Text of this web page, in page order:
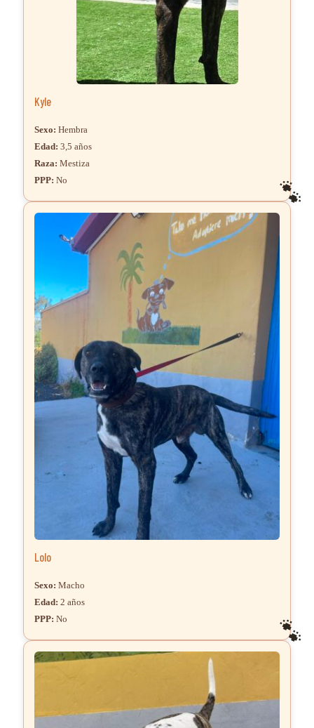
Kyle
Sexo: Hembra
Edad: 3,5 años
Raza: Mestiza
PPP: No
Lolo
Sexo: Macho
Edad: 2 años
PPP: No